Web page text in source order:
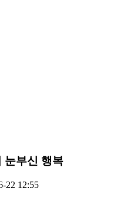
눈부신 행복
22 12:55